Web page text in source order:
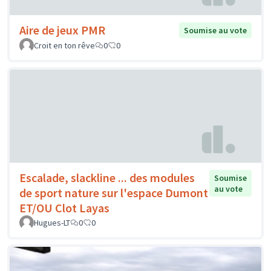
Aire de jeux PMR
Soumise au vote
Croit en ton rêve
0 0
Escalade, slackline ... des modules
de sport nature sur l'espace Dumont
ET/OU Clot Layas
Soumise
au vote
Hugues-LT 0 0